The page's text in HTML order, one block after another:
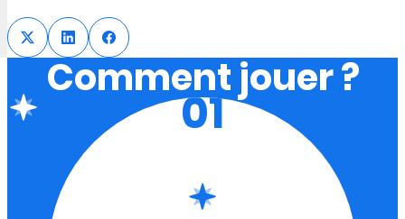
Comment jouer ?
01